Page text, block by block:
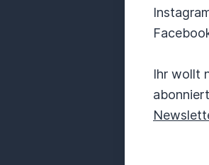
Ihr wollt